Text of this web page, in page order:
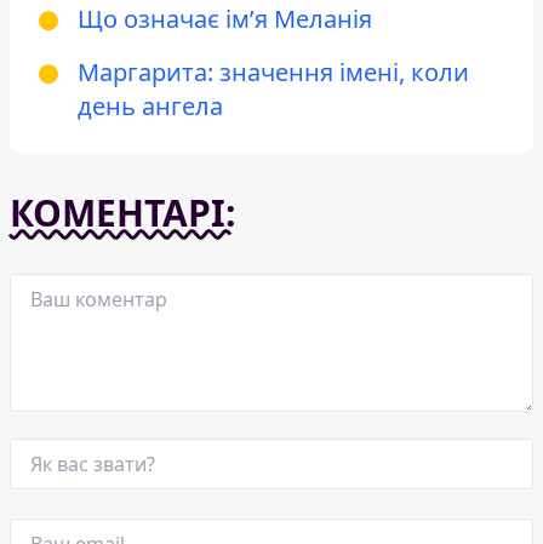
Що означає ім’я Меланія
Маргарита: значення імені, коли
день ангела
КОМЕНТАРІ: